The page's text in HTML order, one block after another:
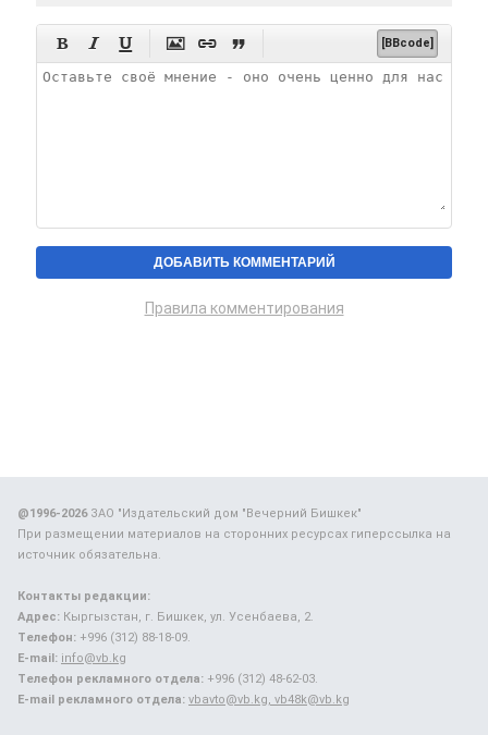
      [BBcode]
Правила комментирования
@1996-2026ЗАО "Издательский дом "Вечерний Бишкек"
При размещении материалов на сторонних ресурсах гиперссылка на
источник обязательна.
Контакты редакции:
Адрес: Кыргызстан, г. Бишкек, ул. Усенбаева, 2.
Телефон: +996 (312) 88-18-09.
E-mail: info@vb.kg
Телефон рекламного отдела: +996 (312) 48-62-03.
E-mail рекламного отдела: vbavto@vb.kg, vb48k@vb.kg